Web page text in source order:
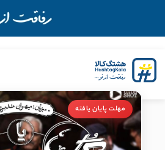
مهلت پایان یافته